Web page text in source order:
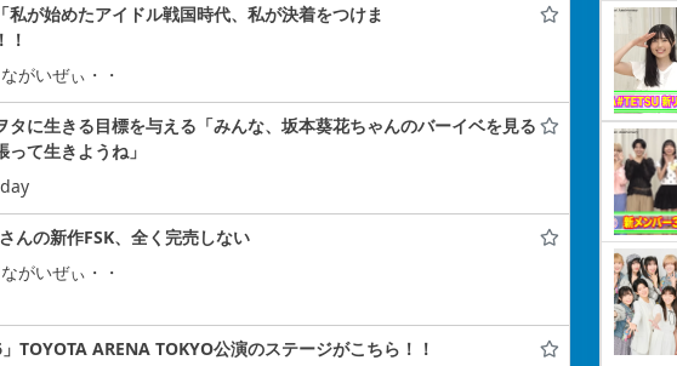
私が始めたアイドル戦国時代、私が決着をつけま
！
がいぜぃ・・
タに生きる目標を与える「みんな、坂本葵花ちゃんのバーイベを見る
て生きようね」
んの新作FSK、全く完売しない
がいぜぃ・・
TOYOTA ARENA TOKYO公演のステージがこちら！！